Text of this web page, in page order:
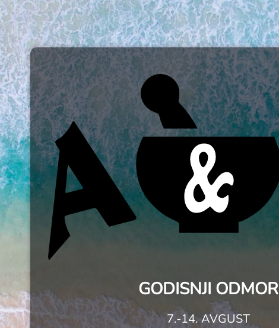
GODISNJI ODMOR
7.-14. AVGUST